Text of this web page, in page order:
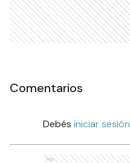
Comentarios
Debés iniciar sesión
Ads